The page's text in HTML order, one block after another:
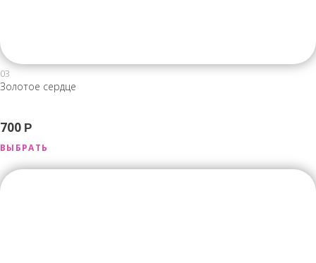
03
Золотое сердце
700 Р
ВЫБРАТЬ